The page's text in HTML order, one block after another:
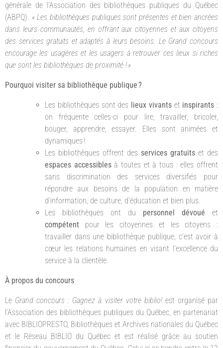
générale de l’Association des bibliothèques publiques du Québec
(ABPQ). « Les bibliothèques publiques sont présentes et bien ancrées
dans leurs communautés, en offrant aux citoyennes et aux citoyens
des services gratuits et adaptés à leurs besoins. Le Grand concours
encourage les usagères et les usagers à retrouver ces lieux si riches
que sont les bibliothèques de proximité ! »
Pourquoi visiter sa bibliothèque publique ?
Les bibliothèques sont des lieux vivantset inspirants :
on fréquente celles-ci pour lire, travailler, bricoler,
bouger, apprendre, essayer. Elles sont animées et
dynamiques !
Les bibliothèques offrent des services gratuits et des
espaces accessiblesà toutes et à tous : elles offrent
sans discrimination des services diversifiés pour
répondre aux besoins de la population en matière
d’information, de culture, d’éducation et bien plus.
Les bibliothèques ont du personnel dévoué et
compétent pour les citoyennes et les citoyens :
travailler dans une bibliothèque publique, c’est avoir à
cœur les relations humaines en visant l’excellence du
service à la clientèle.
À propos du concours
Le Grand concours : Gagnez à visiter votre biblio!est organisé par
l’Association des bibliothèques publiques du Québec, en partenariat
avec BIBLIOPRESTO, Bibliothèques et Archives nationales du Québec
et le Réseau BIBLIO du Québec et est réalisé grâce au soutien